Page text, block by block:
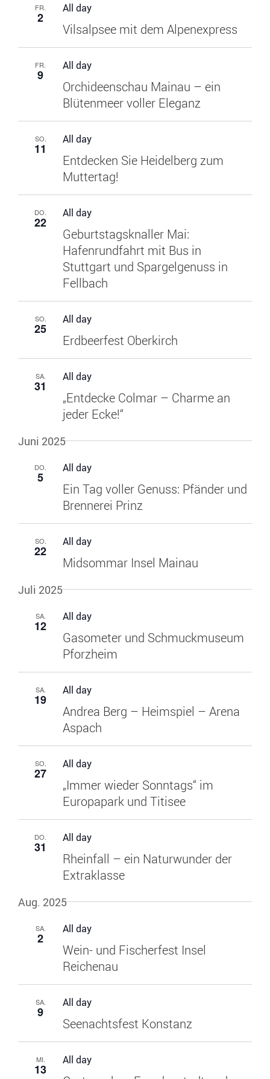
FR.
2
All day
Vilsalpsee mit dem Alpenexpress
FR.
9
All day
Orchideenschau Mainau – ein
Blütenmeer voller Eleganz
SO.
11
All day
Entdecken Sie Heidelberg zum
Muttertag!
DO.
22
All day
Geburtstagsknaller Mai:
Hafenrundfahrt mit Bus in
Stuttgart und Spargelgenuss in
Fellbach
SO.
25
All day
Erdbeerfest Oberkirch
SA.
31
All day
„Entdecke Colmar – Charme an
jeder Ecke!“
Juni 2025
DO.
5
All day
Ein Tag voller Genuss: Pfänder und
Brennerei Prinz
SO.
22
All day
Midsommar Insel Mainau
Juli 2025
SA.
12
All day
Gasometer und Schmuckmuseum
Pforzheim
SA.
19
All day
Andrea Berg – Heimspiel – Arena
Aspach
SO.
27
All day
„Immer wieder Sonntags“ im
Europapark und Titisee
DO.
31
All day
Rheinfall – ein Naturwunder der
Extraklasse
Aug. 2025
SA.
2
All day
Wein- und Fischerfest Insel
Reichenau
SA.
9
All day
Seenachtsfest Konstanz
MI.
13
All day